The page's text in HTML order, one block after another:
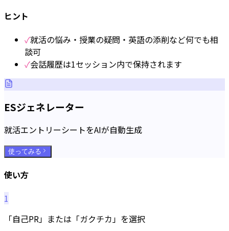
ヒント
✓就活の悩み・授業の疑問・英語の添削など何でも相
談可
✓会話履歴は1セッション内で保持されます
ESジェネレーター
就活エントリーシートをAIが自動生成
使ってみる
使い方
1
「自己PR」または「ガクチカ」を選択